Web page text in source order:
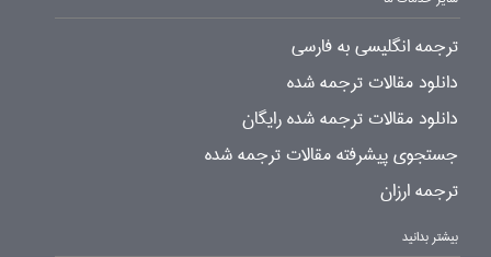
ترجمه انگلیسی به فارسی
دانلود مقالات ترجمه شده
دانلود مقالات ترجمه شده رایگان
جستجوی پیشرفته مقالات ترجمه شده
ترجمه ارزان
بیشتر بدانید